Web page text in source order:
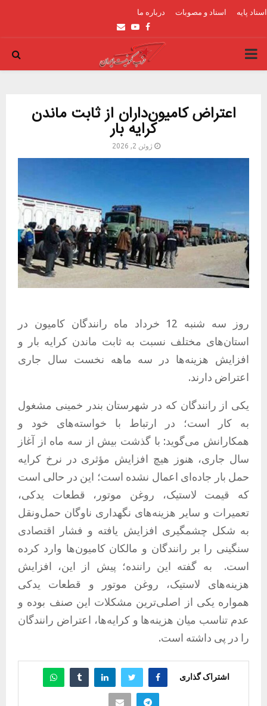
اسناد پایه اسناد و مصوبات درباره ما
Facebook
Youtube
Email
PRIMARY
اعتراض کامیون‌داران از ثابت ماندن
کرایه بار
ژوئن 2, 2026
روز سه شنبه 12 خرداد ماه رانندگان کامیون در
استان‌های مختلف نسبت به ثابت ماندن کرایه بار و
افزایش هزینه‌ها در سه ماهه نخست سال جاری
اعتراض دارند.
یکی از رانندگان که در شهرستان بندر خمینی مشغول
به کار است؛ در ارتباط با خواسته‌های خود و
همکارانش می‌گوید: با گذشت بیش از سه ماه از آغاز
سال جاری، هنوز هیچ افزایش مؤثری در نرخ کرایه
حمل بار جاده‌ای اعمال نشده است؛ این در حالی است
که قیمت لاستیک، روغن موتور، قطعات یدکی،
تعمیرات و سایر هزینه‌های نگهداری ناوگان حمل‌ونقل
به شکل چشمگیری افزایش یافته و فشار اقتصادی
سنگینی را بر رانندگان و مالکان کامیون‌ها وارد کرده
است. به گفته این راننده؛ پیش از این، افزایش
هزینه‌های لاستیک، روغن موتور و قطعات یدکی
همواره یکی از اصلی‌ترین مشکلات این صنف بوده و
عدم تناسب میان هزینه‌ها و کرایه‌ها، اعتراض رانندگان
را در پی داشته است.
اشتراک گذاری